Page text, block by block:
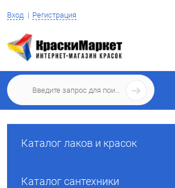
Вход Регистрация
Каталог лаков и красок
Каталог сантехники